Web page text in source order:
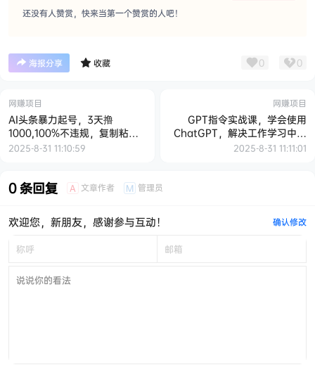
还没有人赞赏，快来当第一个赞赏的人吧！
海报分享 收藏 0 0
网赚项目
AI头条暴力起号，3天撸
1000,100%不违规，复制粘贴
月入6000＋【揭秘】
2025-8-31 11:10:59
网赚项目
GPT指令实战课，学会使用
ChatGPT，解决工作学习中一
个个具体问题，真正提高效率
2025-8-31 11:11:01
0 条回复 A 文章作者 M 管理员
欢迎您，新朋友，感谢参与互动！ 确认修改